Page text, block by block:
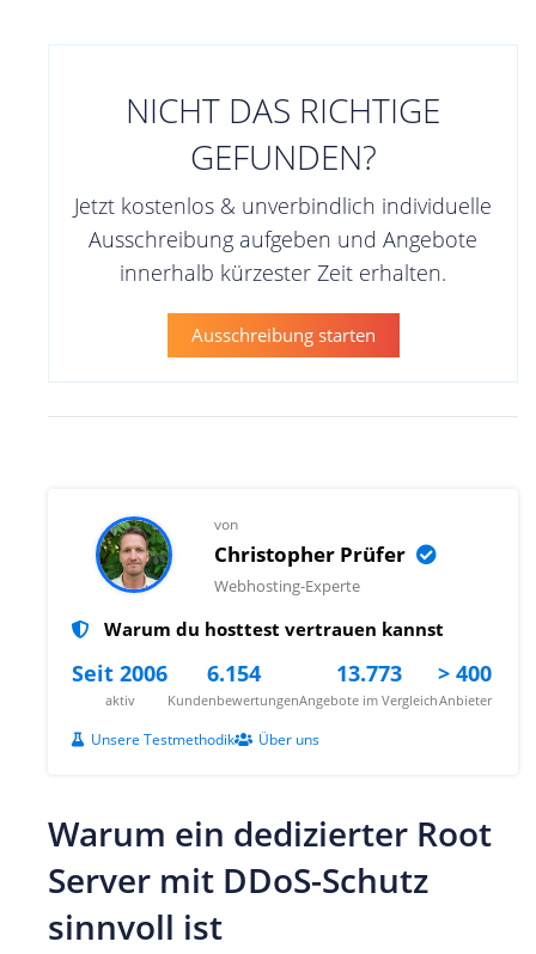
NICHT DAS RICHTIGE
GEFUNDEN?
Jetzt kostenlos & unverbindlich individuelle
Ausschreibung aufgeben und Angebote
innerhalb kürzester Zeit erhalten.
Ausschreibung starten
von
Christopher Prüfer
Webhosting-Experte
Warum du hosttest vertrauen kannst
Seit 2006
aktiv
6.154
Kundenbewertungen
13.773
Angebote im Vergleich
> 400
Anbieter
Unsere Testmethodik Über uns
Warum ein dedizierter Root
Server mit DDoS-Schutz
sinnvoll ist